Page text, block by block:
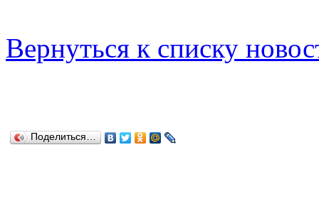
Вернуться к списку
Поделиться…